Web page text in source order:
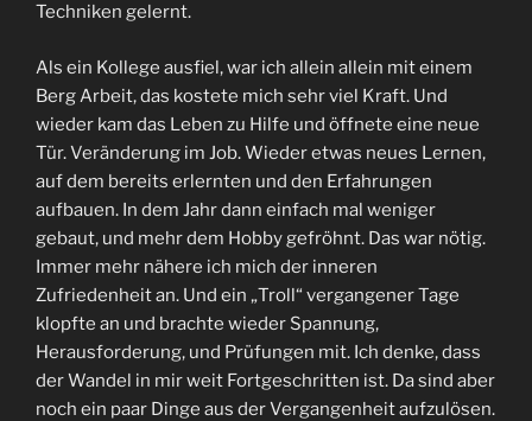
Techniken gelernt.
Als ein Kollege ausfiel, war ich allein allein mit einem
Berg Arbeit, das kostete mich sehr viel Kraft. Und
wieder kam das Leben zu Hilfe und öffnete eine neue
Tür. Veränderung im Job. Wieder etwas neues Lernen,
auf dem bereits erlernten und den Erfahrungen
aufbauen. In dem Jahr dann einfach mal weniger
gebaut, und mehr dem Hobby gefröhnt. Das war nötig.
Immer mehr nähere ich mich der inneren
Zufriedenheit an. Und ein „Troll“ vergangener Tage
klopfte an und brachte wieder Spannung,
Herausforderung, und Prüfungen mit. Ich denke, dass
der Wandel in mir weit Fortgeschritten ist. Da sind aber
noch ein paar Dinge aus der Vergangenheit aufzulösen.